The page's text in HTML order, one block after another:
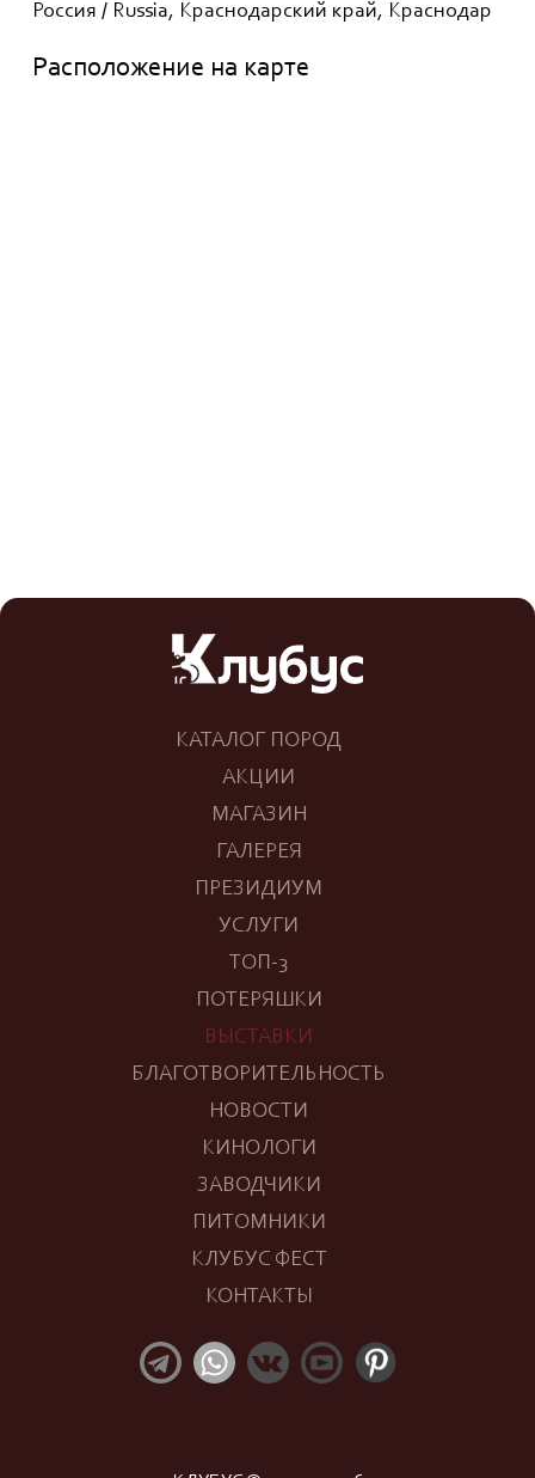
Россия / Russia, Краснодарский край, Краснодар
Расположение на карте
КАТАЛОГ ПОРОД
АКЦИИ
МАГАЗИН
ГАЛЕРЕЯ
ПРЕЗИДИУМ
УСЛУГИ
ТОП-3
ПОТЕРЯШКИ
ВЫСТАВКИ
БЛАГОТВОРИТЕЛЬНОСТЬ
НОВОСТИ
КИНОЛОГИ
ЗАВОДЧИКИ
ПИТОМНИКИ
КЛУБУС ФЕСТ
КОНТАКТЫ